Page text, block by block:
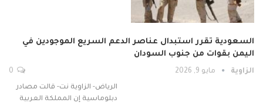
السعودية تقرر استبدال عناصر الدعم السريع الموجودين في
اليمن بقوات من جنوب السودان
الزاوية مايو 9, 2026
الرياض- الزاوية نت- قالت مصادر
دبلوماسية إن المملكة العربية